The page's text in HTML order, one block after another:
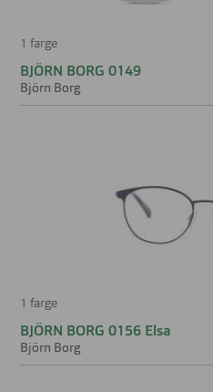
1 farge
BJÖRN BORG 0149
Björn Borg
1 farge
BJÖRN BORG 0156 Elsa
Björn Borg